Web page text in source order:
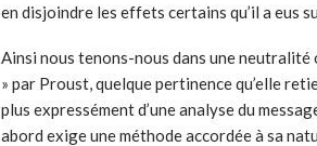
en disjoindre les effets certains qu’il a eus
Ainsi nous tenons-nous dans une
» par Proust, quelque pertinence qu’elle
plus expressément d’une analyse du
abord exige une méthode accordée à sa